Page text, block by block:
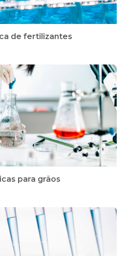
de fertilizantes
para grãos